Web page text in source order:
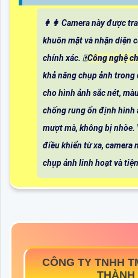
️👩‍👩 Camera này được
khuôn mặt và nhận diện
chính xác. 🀄Công nghệ
khả năng chụp ảnh trong
cho hình ảnh sắc nét,
chống rung ổn định hình
mượt mà, không bị nhòe.
điều khiển từ xa, camera
chụp ảnh linh hoạt và
CÔNG TY TNHH
THÀNH